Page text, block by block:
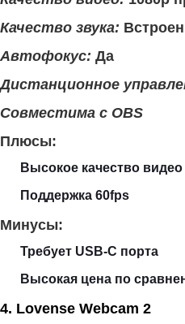
Качество звука:
Автофокус: Да
Дистанционное
Совместима с OBS
Плюсы:
Высокое качество видео
Поддержка 60fps
Минусы:
Требует USB-C порта
Высокая цена по
4. Lovense Webcam 2